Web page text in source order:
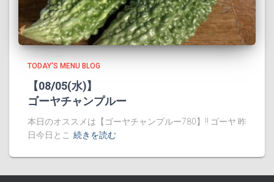
TODAY'S MENU BLOG
【08/05(水)】
ゴーヤチャンプルー
本日のオススメは【ゴーヤチャンプルー780】!! ゴーヤ 昨
日今日とこ 続きを読む